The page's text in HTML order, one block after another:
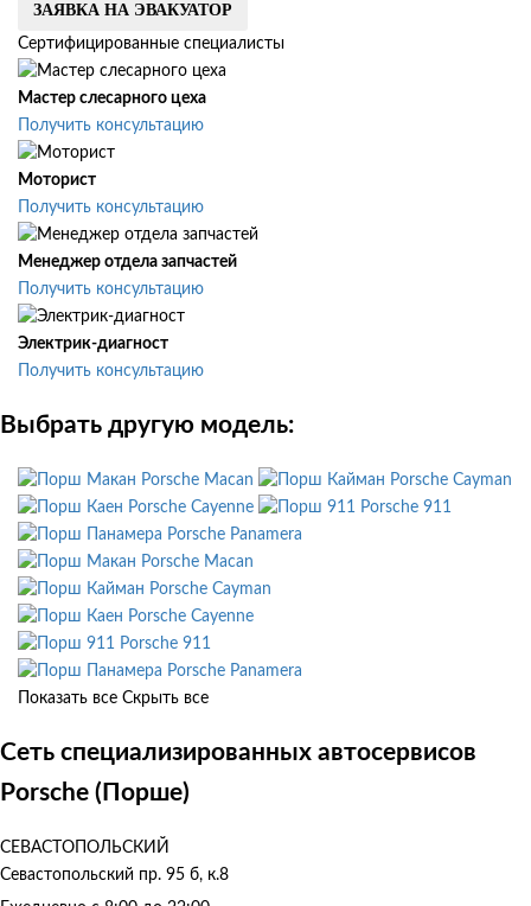
ЗАЯВКА НА ЭВАКУАТОР
Сертифицированные специалисты
Мастер слесарного цеха
Получить консультацию
Моторист
Получить консультацию
Менеджер отдела запчастей
Получить консультацию
Электрик-диагност
Получить консультацию
Выбрать другую модель:
Porsche Macan
Porsche Cayman
Porsche Cayenne
Porsche 911
Porsche Panamera
Porsche Macan
Porsche Cayman
Porsche Cayenne
Porsche 911
Porsche Panamera
Показать все Скрыть все
Сеть специализированных автосервисов
Porsche (Порше)
СЕВАСТОПОЛЬСКИЙ
Севастопольский пр. 95 б, к.8